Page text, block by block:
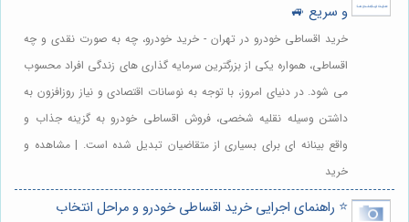
و سریع 🚙
خرید اقساطی خودرو در تهران - خرید خودرو، چه به صورت نقدی و چه
اقساطی، همواره یکی از بزرگترین سرمایه گذاری های زندگی افراد محسوب
می شود. در دنیای امروز، با توجه به نوسانات اقتصادی و نیاز روزافزون به
داشتن وسیله نقلیه شخصی، فروش اقساطی خودرو به گزینه جذاب و
واقع بینانه ای برای بسیاری از متقاضیان تبدیل شده است. | مشاهده و
خرید
⭐️ راهنمای اجرایی خرید اقساطی خودرو و مراحل انتخاب